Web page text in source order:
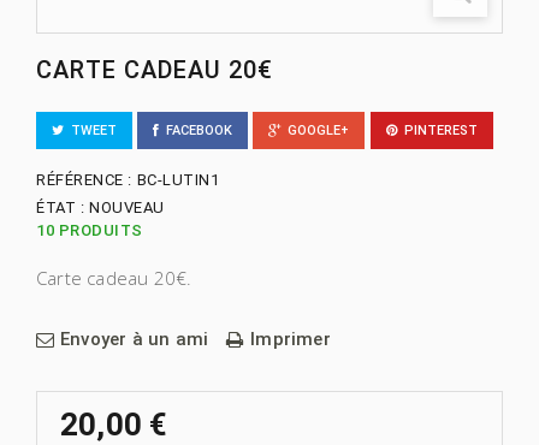
CARTE CADEAU 20€
TWEET FACEBOOK GOOGLE+ PINTEREST
RÉFÉRENCE : BC-LUTIN1
ÉTAT : NOUVEAU
10 PRODUITS
Carte cadeau 20€.
Envoyer à un ami Imprimer
20,00 €